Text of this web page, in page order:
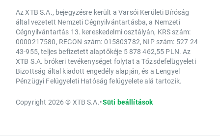
Az XTB S.A., bejegyzésre került a Varsói Kerületi Bíróság
által vezetett Nemzeti Cégnyilvántartásba, a Nemzeti
Cégnyilvántartás 13. kereskedelmi osztályán, KRS szám:
0000217580, REGON szám: 015803782, NIP szám: 527-24-
43-955, teljes befizetett alaptőkéje 5 878 462,55 PLN. Az
XTB S.A. brókeri tevékenységet folytat a Tőzsdefelügyeleti
Bizottság által kiadott engedély alapján, és a Lengyel
Pénzügyi Felügyeleti Hatóság felügyelete alá tartozik.
Copyright 2026 © XTB S.A.•Süti beállítások